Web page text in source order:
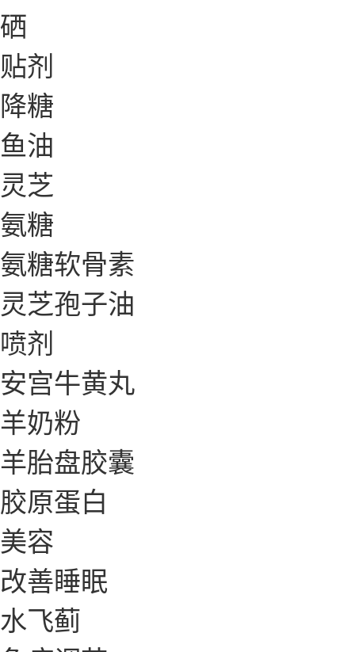
硒
贴剂
降糖
鱼油
灵芝
氨糖
氨糖软骨素
灵芝孢子油
喷剂
安宫牛黄丸
羊奶粉
羊胎盘胶囊
胶原蛋白
美容
改善睡眠
水飞蓟